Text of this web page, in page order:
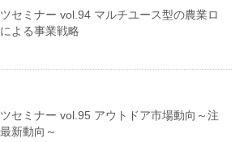
セミナー vol.94 マルチユース型の農業ロ
よる事業戦略
セミナー vol.95 アウトドア市場動向～注
新動向～